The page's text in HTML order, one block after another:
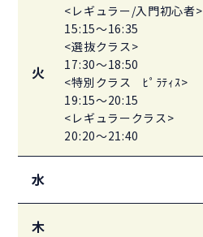
火
<レギュラー/入門初心者>
15:15～16:35
<選抜クラス>
17:30～18:50
<特別クラス ﾋﾟﾗﾃｨｽ>
19:15～20:15
<レギュラークラス>
20:20～21:40
水
木